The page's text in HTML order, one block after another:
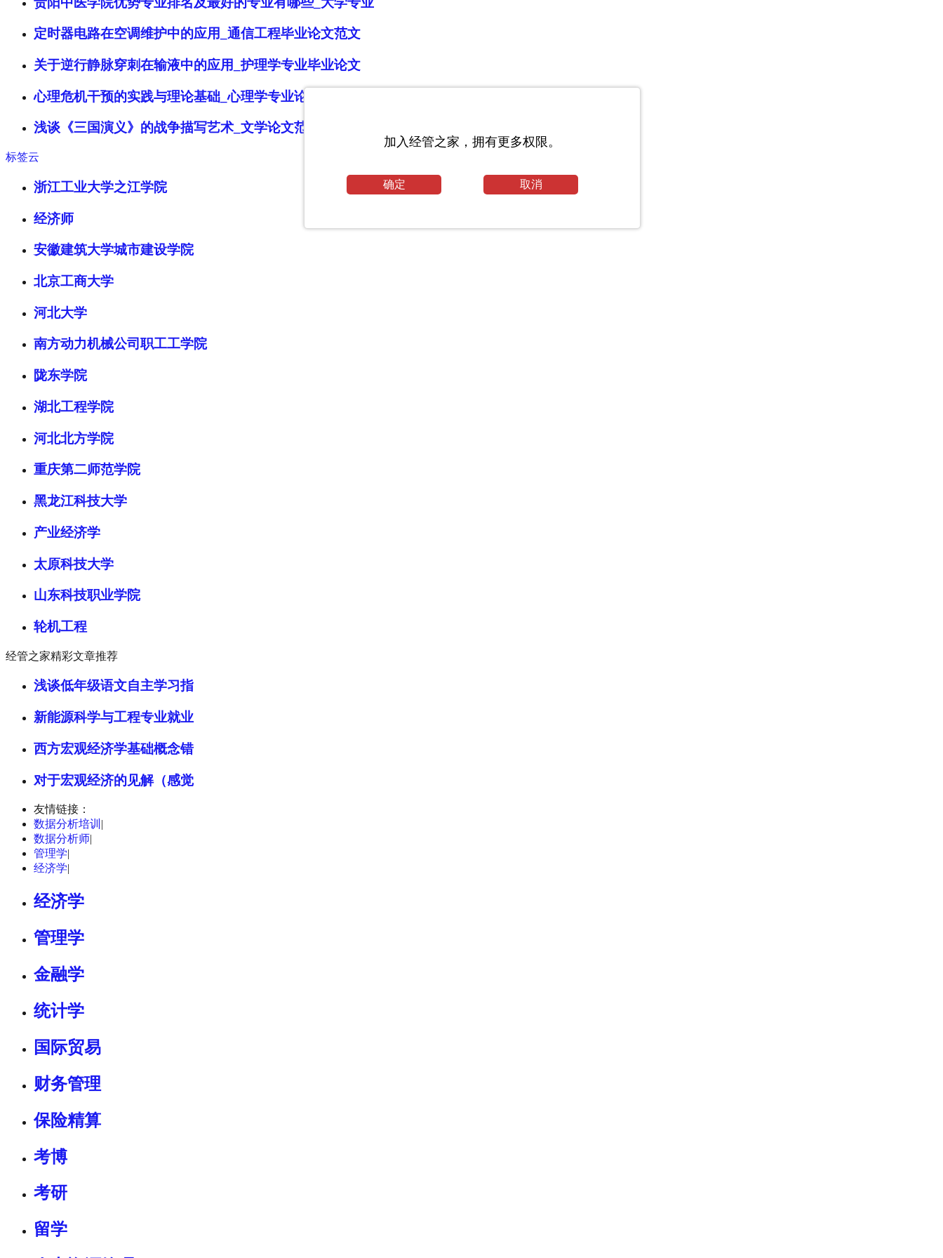
定时器电路在空调维护中的应用_通信工程毕业论文范文
关于逆行静脉穿刺在输液中的应用_护理学专业毕业论文
心理危机干预的实践与理论基础_心理学专业论文范文
浅谈《三国演义》的战争描写艺术_文学论文范文
标签云
浙江工业大学之江学院
经济师
安徽建筑大学城市建设学院
北京工商大学
河北大学
南方动力机械公司职工工学院
陇东学院
湖北工程学院
河北北方学院
重庆第二师范学院
黑龙江科技大学
产业经济学
太原科技大学
山东科技职业学院
轮机工程
经管之家精彩文章推荐
浅谈低年级语文自主学习指
新能源科学与工程专业就业
西方宏观经济学基础概念错
对于宏观经济的见解（感觉
友情链接：
数据分析培训 |
数据分析师|
管理学|
经济学|
经济学
管理学
金融学
统计学
国际贸易
财务管理
保险精算
考博
考研
留学
加入经管之家，拥有更多权限。
确定 取消